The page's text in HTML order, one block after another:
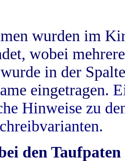
wurden im
wobei
in der
eingetragen.
Hinweise zu
den Taufpaten